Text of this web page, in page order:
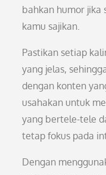
bahkan humor jika
kamu sajikan.
Pastikan setiap
yang jelas,
dengan konten
usahakan untuk
yang bertele-tele
tetap fokus pada
Dengan